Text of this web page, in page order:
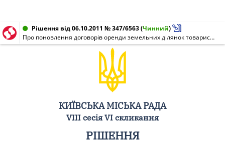
Рішення від 06.10.2011 № 347/6563(Чинний)
Про поновлення договорів оренди земельних ділянок товариству з обмеженою відповідальністю "Фаворит-Поліс" для будівництва, експлуатації та обслуговування ринку продовольчих та промислових товарів на вул. Зодчих, 44 у Святошинському районі м. Києва
КИЇВСЬКА МІСЬКА РАДА
VIII сесія VI скликання
РІШЕННЯ